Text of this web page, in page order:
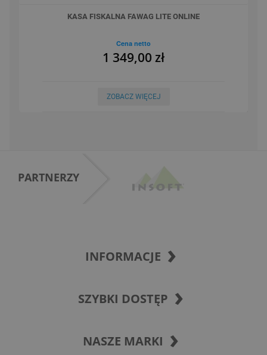
KASA FISKALNA FAWAG LITE ONLINE
Cena netto
1 349,00 zł
ZOBACZ WIĘCEJ
PARTNERZY
INFORMACJE
SZYBKI DOSTĘP
NASZE MARKI